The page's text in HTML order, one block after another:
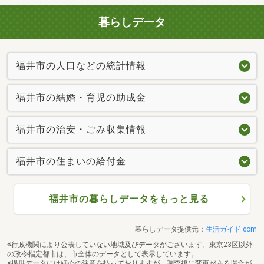
暮らしデータ
福井市の人口などの統計情報
福井市の結婚・育児の助成金
福井市の治安・ごみ収集情報
福井市の住まいの給付金
福井市の暮らしデータをもっと見る
暮らしデータ提供元： 生活ガイド.com
※行政機関により公表していない地域及びデータがございます。東京23区以外
の政令指定都市は、市全体のデータとして表示しています。